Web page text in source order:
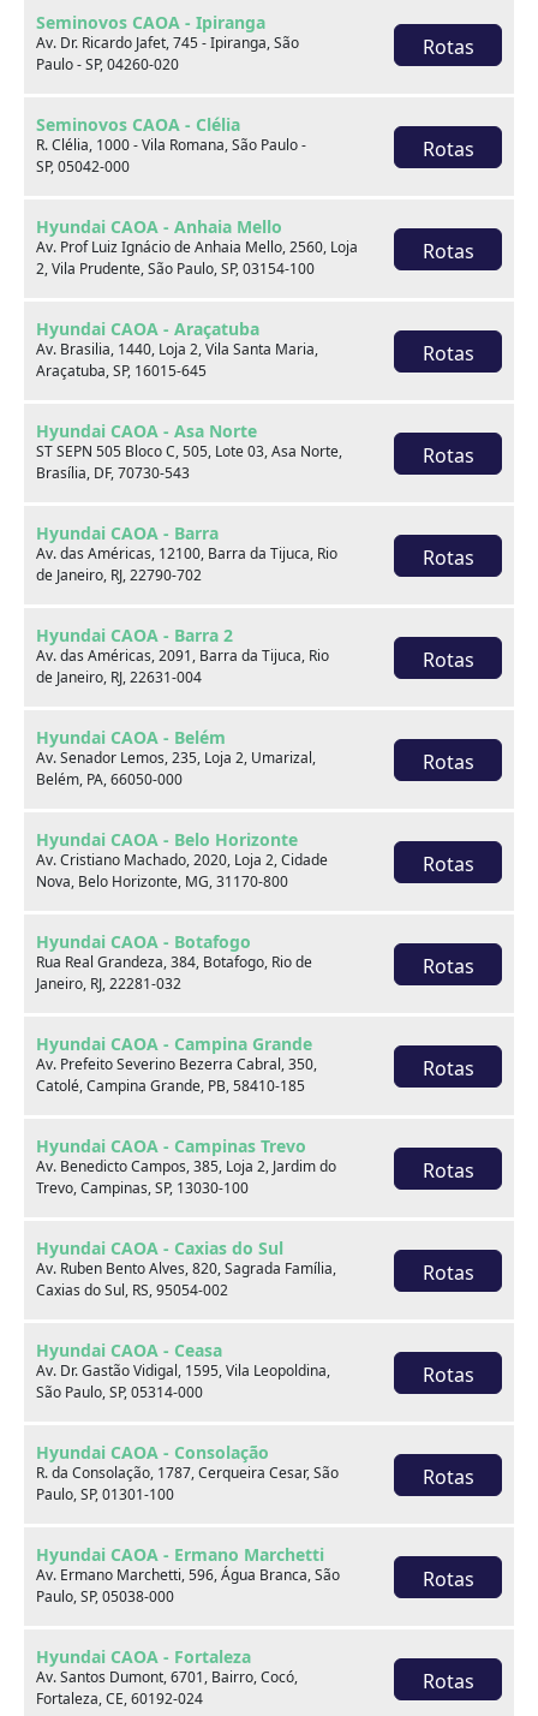
Seminovos CAOA - Ipiranga
Av. Dr. Ricardo Jafet, 745 - Ipiranga, São
Paulo - SP, 04260-020
Rotas
Seminovos CAOA - Clélia
R. Clélia, 1000 - Vila Romana, São Paulo -
SP, 05042-000
Rotas
Hyundai CAOA - Anhaia Mello
Av. Prof Luiz Ignácio de Anhaia Mello, 2560, Loja
2, Vila Prudente, São Paulo, SP, 03154-100
Rotas
Hyundai CAOA - Araçatuba
Av. Brasilia, 1440, Loja 2, Vila Santa Maria,
Araçatuba, SP, 16015-645
Rotas
Hyundai CAOA - Asa Norte
ST SEPN 505 Bloco C, 505, Lote 03, Asa Norte,
Brasília, DF, 70730-543
Rotas
Hyundai CAOA - Barra
Av. das Américas, 12100, Barra da Tijuca, Rio
de Janeiro, RJ, 22790-702
Rotas
Hyundai CAOA - Barra 2
Av. das Américas, 2091, Barra da Tijuca, Rio
de Janeiro, RJ, 22631-004
Rotas
Hyundai CAOA - Belém
Av. Senador Lemos, 235, Loja 2, Umarizal,
Belém, PA, 66050-000
Rotas
Hyundai CAOA - Belo Horizonte
Av. Cristiano Machado, 2020, Loja 2, Cidade
Nova, Belo Horizonte, MG, 31170-800
Rotas
Hyundai CAOA - Botafogo
Rua Real Grandeza, 384, Botafogo, Rio de
Janeiro, RJ, 22281-032
Rotas
Hyundai CAOA - Campina Grande
Av. Prefeito Severino Bezerra Cabral, 350,
Catolé, Campina Grande, PB, 58410-185
Rotas
Hyundai CAOA - Campinas Trevo
Av. Benedicto Campos, 385, Loja 2, Jardim do
Trevo, Campinas, SP, 13030-100
Rotas
Hyundai CAOA - Caxias do Sul
Av. Ruben Bento Alves, 820, Sagrada Família,
Caxias do Sul, RS, 95054-002
Rotas
Hyundai CAOA - Ceasa
Av. Dr. Gastão Vidigal, 1595, Vila Leopoldina,
São Paulo, SP, 05314-000
Rotas
Hyundai CAOA - Consolação
R. da Consolação, 1787, Cerqueira Cesar, São
Paulo, SP, 01301-100
Rotas
Hyundai CAOA - Ermano Marchetti
Av. Ermano Marchetti, 596, Água Branca, São
Paulo, SP, 05038-000
Rotas
Hyundai CAOA - Fortaleza
Av. Santos Dumont, 6701, Bairro, Cocó,
Fortaleza, CE, 60192-024
Rotas
Sobre nós
Venda seu usado
Consórcio
CAOA Changan | A21 - Tatuapé
CAOA Changan | A21 - Tatuapé
Rua Serra do Japi, 1275 Tatuapé, São Paulo, SP, 03309-
001